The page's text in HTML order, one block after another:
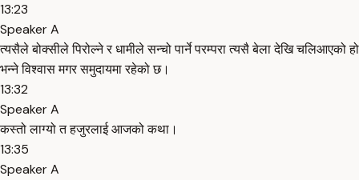
13:23
Speaker A
त्यसैले बोक्सीले पिरोल्ने र धामीले सन्चो पार्ने परम्परा त्यसै बेला देखि चलिआएको हो
भन्ने विश्वास मगर समुदायमा रहेको छ।
13:32
Speaker A
कस्तो लाग्यो त हजुरलाई आजको कथा।
13:35
Speaker A